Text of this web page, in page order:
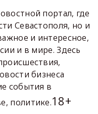
портал, где
Севастополя, но и
и интересное,
и в мире. Здесь
бизнеса
события в
политике.18+